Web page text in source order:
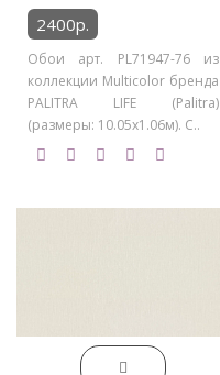
2400р.
Обои арт. PL71947-76 из
коллекции Multicolor бренда
PALITRA LIFE (Palitra)
(размеры: 10.05х1.06м). С..